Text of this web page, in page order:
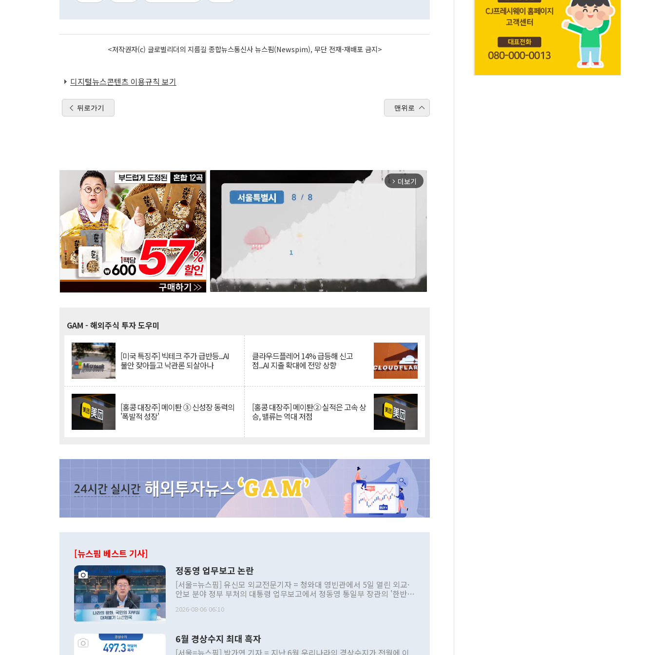
<저작권자(c) 글로벌리더의 지름길 종합뉴스통신사 뉴스핌(Newspim), 무단 전재-재배포 금지>
디지털뉴스콘텐츠 이용규칙 보기
뒤로가기 맨위로
arrow_forward_ios 더보기
GAM - 해외주식 투자 도우미
[미국 특징주] 빅테크 주가 급반등...AI
불안 잦아들고 낙관론 되살아나
클라우드플레어 14% 급등해 신고
점...AI 지출 확대에 전망 상향
[홍콩 대장주] 메이퇀 ③ 신성장 동력의
'폭발적 성장'
[홍콩 대장주] 메이퇀② 실적은 고속 상
승, 밸류는 역대 저점
[뉴스핌 베스트 기사]
정동영 업무보고 논란
[서울=뉴스핌] 유신모 외교전문기자 = 청와대 영빈관에서 5일 열린 외교·
안보 분야 정부 부처의 대통령 업무보고에서 정동영 통일부 장관의 '한반도
발언 중에는 정부 내 조율을 거치지 않은 사안을 정책으로 추진하겠다고 공
주의적 희망에 근거한 비현실적 구상'이라는 비판을 내놨다. 그동안 정 장
관의 대북 정책 관련 발언이 물의를 빚은 적은 여러 번 있지만 대통령과 유
2026-08-06 06:10
6월 경상수지 최대 흑자
[서울=뉴스핌] 박가연 기자 = 지난 6월 우리나라의 경상수지가 전월에 이